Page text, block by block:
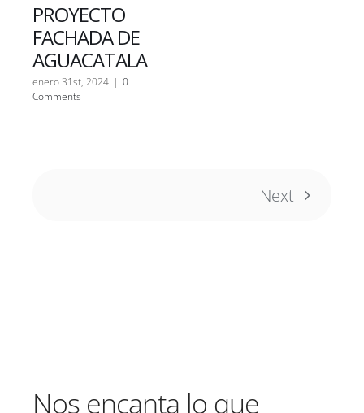
PROYECTO
FACHADA DE
AGUACATALA
enero 31st, 2024 | 0
Comments
Next
Nos encanta lo que